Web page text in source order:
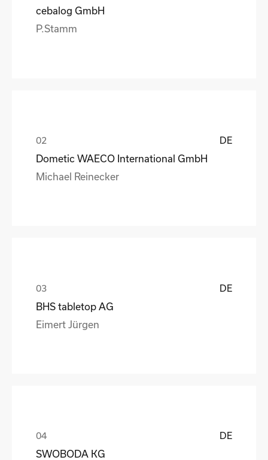
cebalog GmbH
P.Stamm
DE
Dometic WAECO International GmbH
Michael Reinecker
DE
BHS tabletop AG
Eimert Jürgen
DE
SWOBODA KG